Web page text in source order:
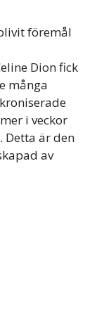
föremål
Dion fick
många
i veckor
Detta är den
av